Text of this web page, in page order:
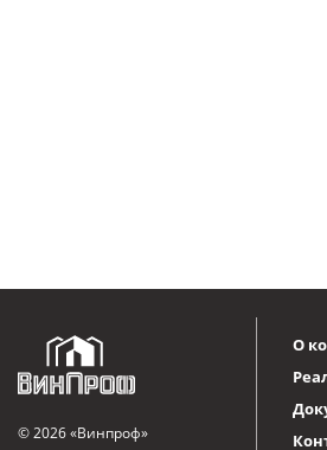
© 2026 «Винпроф»
О